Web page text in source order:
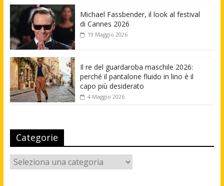
Michael Fassbender, il look al festival
di Cannes 2026
19 Maggio 2026
Il re del guardaroba maschile 2026:
perché il pantalone fluido in lino è il
capo più desiderato
4 Maggio 2026
Categorie
Categorie